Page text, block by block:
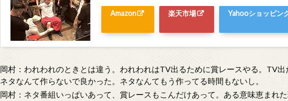
Amazon 楽天市場 Yahooショッピン
岡村：われわれのときとは違う。われわれはTV出るために賞レースやる。TV出
ネタなんて作らないで良かった。ネタなんてもう作ってる時間もないし。
岡村：ネタ番組いっぱいあって、賞レースもこんだけあって。ある意味恵まれ